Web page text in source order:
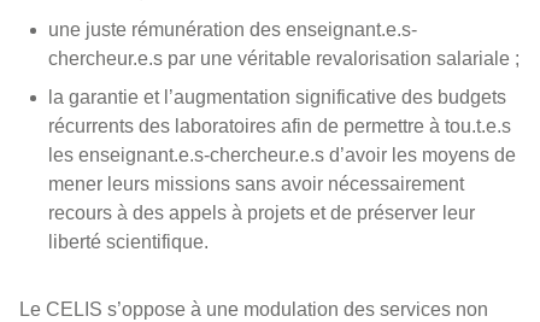
une juste rémunération des enseignant.e.s-
chercheur.e.s par une véritable revalorisation salariale ;
la garantie et l’augmentation significative des budgets
récurrents des laboratoires afin de permettre à tou.t.e.s
les enseignant.e.s-chercheur.e.s d’avoir les moyens de
mener leurs missions sans avoir nécessairement
recours à des appels à projets et de préserver leur
liberté scientifique.
Le CELIS s’oppose à une modulation des services non